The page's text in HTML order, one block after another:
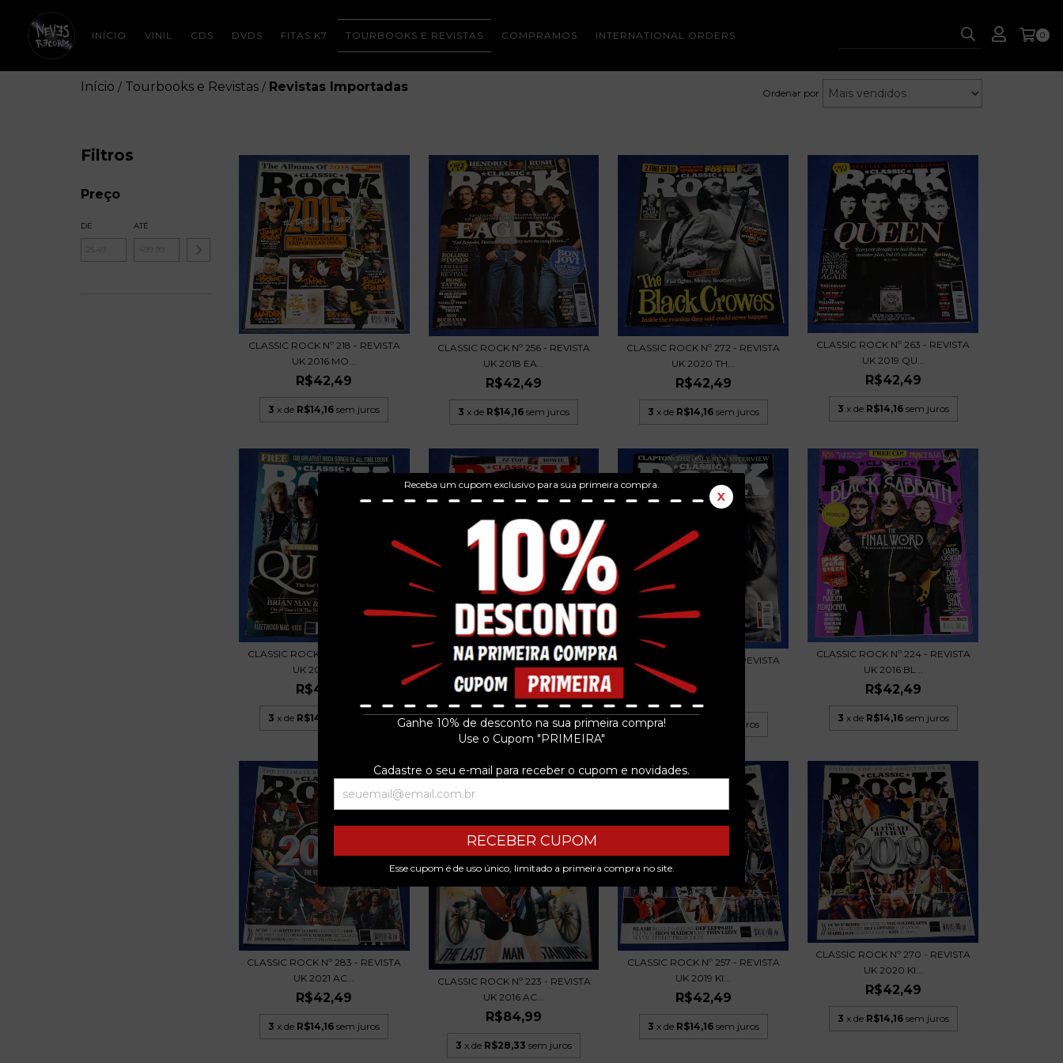
Receba um cupom exclusivo para sua primeira compra.
X
Ganhe 10% de desconto na sua primeira compra!
Use o Cupom "PRIMEIRA"
Cadastre o seu e-mail para receber o cupom e novidades.
RECEBER CUPOM
Esse cupom é de uso único, limitado a primeira compra no site.
INÍCIO VINIL CDS DVDS FITAS K7 TOURBOOKS E REVISTAS COMPRAMOS INTERNATIONAL ORDERS 0
Início / Tourbooks e Revistas / Revistas Importadas Ordenar por
Filtros
Preço
DE ATÉ
CLASSIC ROCK Nº 218 - REVISTA
UK 2016 MO...
R$42,49
3 x de R$14,16 sem juros
CLASSIC ROCK Nº 256 - REVISTA
UK 2018 EA...
R$42,49
3 x de R$14,16 sem juros
CLASSIC ROCK Nº 272 - REVISTA
UK 2020 TH...
R$42,49
3 x de R$14,16 sem juros
CLASSIC ROCK Nº 263 - REVISTA
UK 2019 QU...
R$42,49
3 x de R$14,16 sem juros
CLASSIC ROCK Nº 285 - REVISTA
UK 2021 QU...
R$42,49
3 x de R$14,16 sem juros
CLASSIC ROCK Nº 217 - REVISTA
UK 2015 JI...
R$42,49
3 x deR$14,16 sem juros
CLASSIC ROCK Nº 225 - REVISTA
UK 2016 ER...
R$42,49
3 x de sem juros
CLASSIC ROCK Nº 224 - REVISTA
UK 2016 BL...
R$42,49
3 x de R$14,16 sem juros
CLASSIC ROCK Nº 283 - REVISTA
UK 2021 AC...
R$42,49
3 x de R$14,16 sem juros
CLASSIC ROCK Nº 223 - REVISTA
UK 2016 AC...
R$84,99
3 x de R$28,33 sem juros
CLASSIC ROCK Nº 257 - REVISTA
UK 2019 KI...
R$42,49
3 x de R$14,16 sem juros
CLASSIC ROCK Nº 270 - REVISTA
UK 2020 KI...
R$42,49
3 x de R$14,16 sem juros